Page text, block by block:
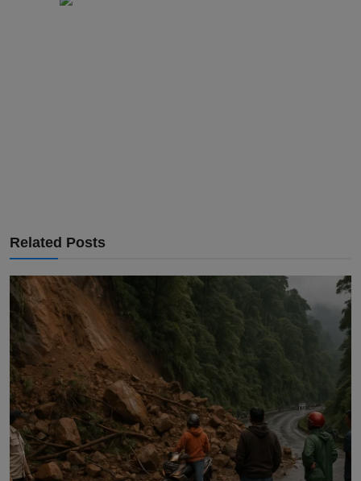
Related Posts